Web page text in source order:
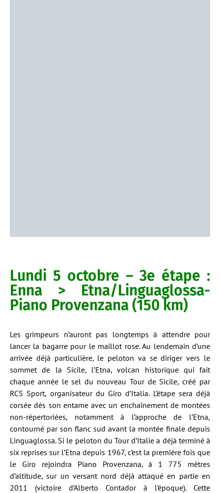
Lundi 5 octobre – 3e étape :
Enna > Etna/Linguaglossa-
Piano Provenzana (150 km)
Les grimpeurs n’auront pas longtemps à attendre pour
lancer la bagarre pour le maillot rose. Au lendemain d’une
arrivée déjà particulière, le peloton va se diriger vers le
sommet de la Sicile, l’Etna, volcan historique qui fait
chaque année le sel du nouveau Tour de Sicile, créé par
RCS Sport, organisateur du Giro d’Italia. L’étape sera déjà
corsée dès son entame avec un enchaînement de montées
non-répertoriées, notamment à l’approche de l’Etna,
contourné par son flanc sud avant la montée finale depuis
Linguaglossa. Si le peloton du Tour d’Italie a déjà terminé à
six reprises sur l’Etna depuis 1967, c’est la première fois que
le Giro rejoindra Piano Provenzana, à 1 775 mètres
d’altitude, sur un versant nord déjà attaqué en partie en
2011 (victoire d’Alberto Contador à l’époque). Cette